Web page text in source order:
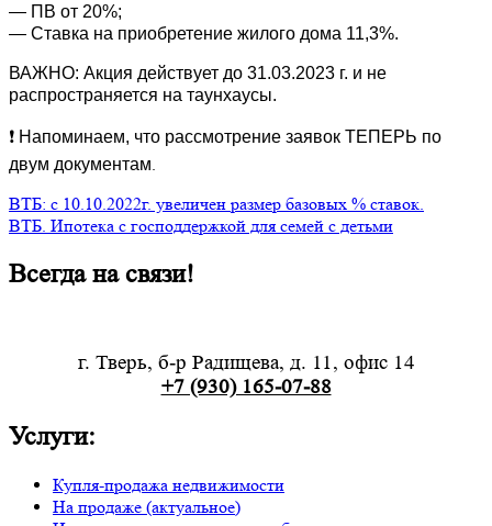
— ПВ от 20%;
— Ставка на приобретение жилого дома 11,3%.
ВАЖНО: Акция действует до 31.03.2023 г. и не
распространяется на таунхаусы.
❗ Напоминаем, что рассмотрение заявок ТЕПЕРЬ по
двум документам.
ВТБ: с 10.10.2022г. увеличен размер базовых % ставок.
ВТБ. Ипотека с господдержкой для семей с детьми
Всегда на связи!
г. Тверь, б-р Радищева, д. 11, офис 14
+7 (930) 165-07-88
Услуги:
Купля-продажа недвижимости
На продаже (актуальное)